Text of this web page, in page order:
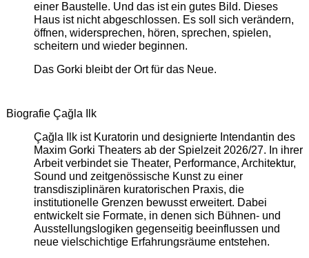
einer Baustelle. Und das ist ein gutes Bild. Dieses
Haus ist nicht abgeschlossen. Es soll sich verändern,
öffnen, widersprechen, hören, sprechen, spielen,
scheitern und wieder beginnen.
Das Gorki bleibt der Ort für das Neue.
Biografie Çağla Ilk
Çağla Ilk ist Kuratorin und designierte Intendantin des
Maxim Gorki Theaters ab der Spielzeit 2026/27. In ihrer
Arbeit verbindet sie Theater, Performance, Architektur,
Sound und zeitgenössische Kunst zu einer
transdisziplinären kuratorischen Praxis, die
institutionelle Grenzen bewusst erweitert. Dabei
entwickelt sie Formate, in denen sich Bühnen- und
Ausstellungslogiken gegenseitig beeinflussen und
neue vielschichtige Erfahrungsräume entstehen.